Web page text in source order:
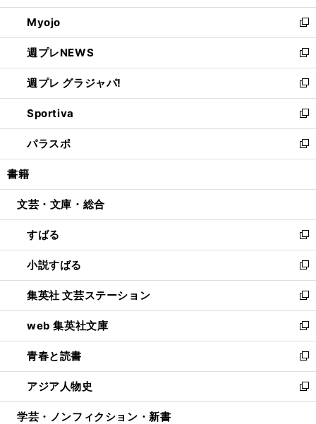
開
く
ウ
で
開
く
ン
ド
ウ
で
開
く
ウ
ィ
ン
ド
ウ
で
開
く
Myojo
新
し
い
ウ
ィ
ン
ド
ウ
で
開
週プレNEWS
新
し
い
ウ
ィ
ン
ド
ウ
開
週プレ グラジャパ!
新
し
い
ウ
ィ
ン
ウ
開
く
Sportiva
新
し
い
ウ
ン
ウ
で
開
く
パラスポ
新
し
ウ
ン
ド
ウ
で
開
く
書籍
文芸・文庫・総合
すばる
新
し
い
ウ
ィ
ン
ド
ウ
で
開
く
小説すばる
新
し
い
ウ
ィ
ン
ド
ウ
で
開
集英社 文芸ステーション
新
し
い
ウ
ィ
ン
ド
ウ
web 集英社文庫
新
し
い
ウ
ィ
ン
青春と読書
新
し
い
ウ
アジア人物史
新
し
学芸・ノンフィクション・新書